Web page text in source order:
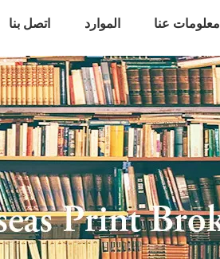
معلومات عنا الموارد اتصل بنا